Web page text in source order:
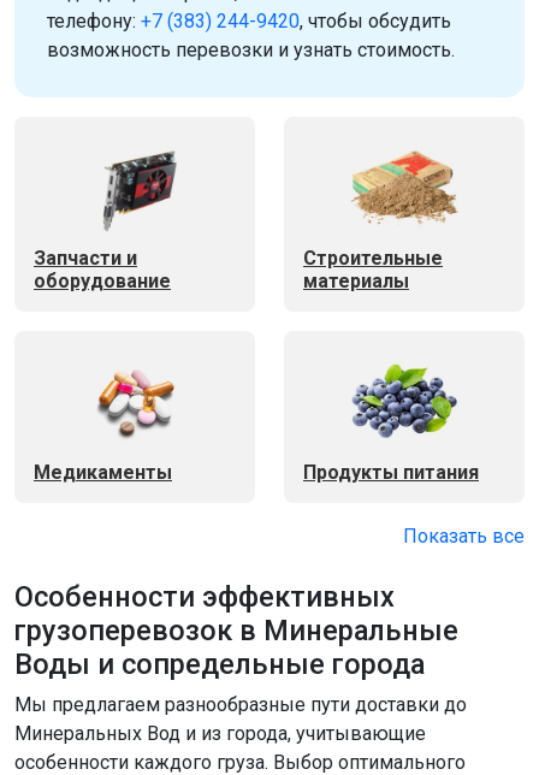
телефону: +7 (383) 244-9420, чтобы обсудить
возможность перевозки и узнать стоимость.
Запчасти и
оборудование
Строительные
материалы
Медикаменты Продукты питания
Показать все
Особенности эффективных
грузоперевозок в Минеральные
Воды и сопредельные города
Мы предлагаем разнообразные пути доставки до
Минеральных Вод и из города, учитывающие
особенности каждого груза. Выбор оптимального